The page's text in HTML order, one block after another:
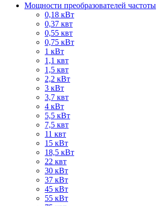
Мощности преобразователей частоты
0,18 кВт
0,37 квт
0,55 квт
0,75 кВт
1 кВт
1,1 квт
1,5 квт
2,2 кВт
3 кВт
3,7 квт
4 кВт
5,5 кВт
7,5 квт
11 квт
15 кВт
18,5 кВт
22 квт
30 кВт
37 кВт
45 кВт
55 кВт